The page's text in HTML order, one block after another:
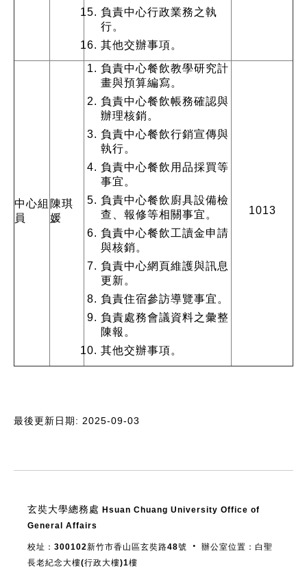
負責中心行政業務之執
行。
其他交辦事項。
中心組
員
陳琪
媛
負責中心餐飲教學研究計
畫與預算編寫。
負責中心餐飲帳務確認與
辦理核銷。
負責中心餐飲行銷宣傳與
執行。
負責中心餐飲用品採買等
事宜。
負責中心餐飲廚具設備檢
查、報修等相關事宜。
負責中心餐飲工讀金申請
與核銷。
負責中心網頁維護與訊息
更新。
負責住宿參訪導覽事宜。
負責處務會議資料之彙整
陳報。
其他交辦事項。
1013
最後更新日期: 2025-09-03
玄奘大學總務處 Hsuan Chuang University Office of
General Affairs
校址：300102新竹市香山區玄奘路48號 ‧ 辦公室位置：白聖
長老紀念大樓(行政大樓)1樓